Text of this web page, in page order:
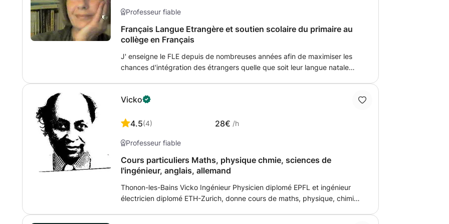
Professeur fiable
Français Langue Etrangère et soutien scolaire du primaire au
collège en Français
J' enseigne le FLE depuis de nombreuses années afin de maximiser les
chances d'intégration des étrangers quelle que soit leur langue natale
français, ce, du primaire au collège sans oublier l'aide à la préparation du
Vicko
4.5(4) 28€ /h
Professeur fiable
Cours particuliers Maths, physique chmie, sciences de
l'ingénieur, anglais, allemand
Thonon-les-Bains Vicko Ingénieur Physicien diplomé EPFL et ingénieur
électricien diplomé ETH-Zurich, donne cours de maths, physique, chimie,